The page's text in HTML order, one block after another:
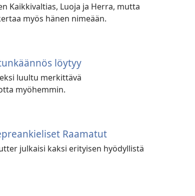
Kaikkivaltias, Luoja ja Herra, mutta
myös hänen nimeään.
löytyy
luultu merkittävä
myöhemmin.
Raamatut
julkaisi kaksi erityisen hyödyllistä